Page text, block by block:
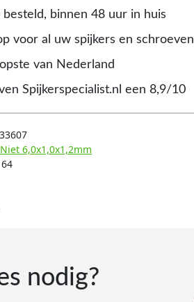
binnen 48 uur in huis
voor al uw spijkers en schroeven
van Nederland
Spijkerspecialist.nl een 8,9/10
6,0x1,0x1,2mm
nodig?